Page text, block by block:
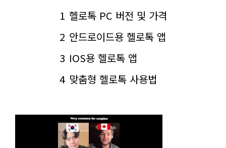
1 헬로톡 PC 버전 및 가격
2 안드로이드용 헬로톡 앱
3 IOS용 헬로톡 앱
4 맞춤형 헬로톡 사용법